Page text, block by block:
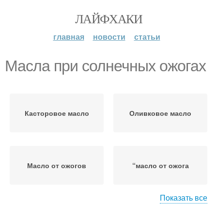
ЛАЙФХАКИ
главная новости статьи
Масла при солнечных ожогах
Касторовое масло Оливковое масло
Масло от ожогов “масло от ожога
Показать все